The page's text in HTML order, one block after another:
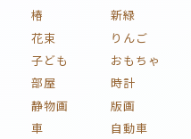
椿
新緑
花束
りんご
子ども
おもちゃ
部屋
時計
静物画
版画
車
自動車